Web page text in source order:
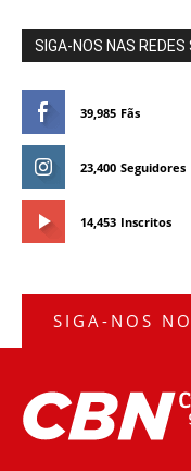
SIGA-NOS NAS REDES
39,985 Fãs
23,400 Seguidores
14,453 Inscritos
SIGA-NOS